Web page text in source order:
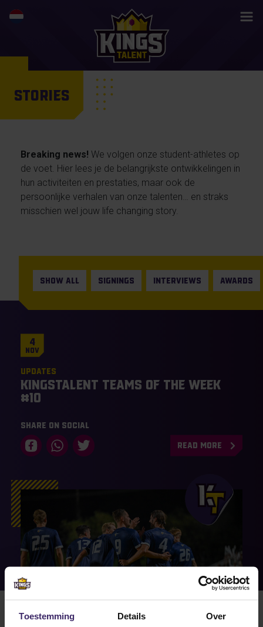
Toestemming Details Over
STORIES
Breaking news! We volgen onze student-athletes op
de voet. Hier lees je de belangrijkste ontwikkelingen in
hun activiteiten en prestaties, maar ook de
persoonlijke verhalen van onze talenten… en straks
misschien wel jouw life changing story.
SHOW ALL SIGNINGS INTERVIEWS AWARDS
4
Nov
Updates
KingsTalent Teams of the Week
#10
Share on social
READ MORE